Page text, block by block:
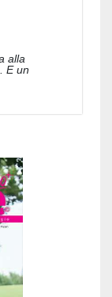
alla
E un